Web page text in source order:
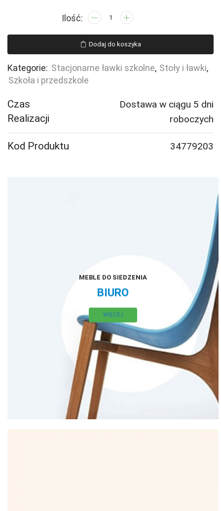
ilość
SONITUS,
1400x800x900
mm,
laminat
Dodaj do koszyka
Kategorie: Stacjonarne ławki szkolne, Stoły i ławki,
Szkoła i przedszkole
Czas
Realizacji
Dostawa w ciągu 5 dni
roboczych
Kod Produktu 34779203
MEBLE DO SIEDZENIA
BIURO
WIĘCEJ